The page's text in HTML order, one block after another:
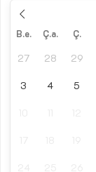
B.e. Ç.a. Ç.
27 28 29
3 4 5